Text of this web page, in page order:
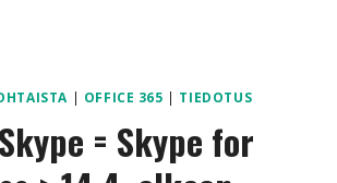
| OFFICE 365 | TIEDOTUS
= Skype for